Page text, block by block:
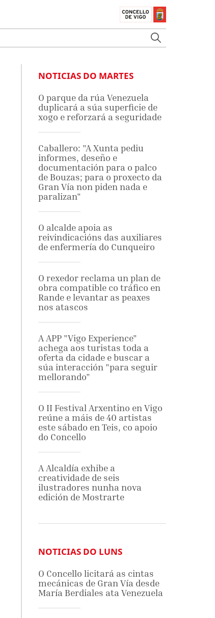
NOTICIAS DO MARTES
O parque da rúa Venezuela
duplicará a súa superficie de
xogo e reforzará a seguridade
Caballero: "A Xunta pediu
informes, deseño e
documentación para o palco
de Bouzas; para o proxecto da
Gran Vía non piden nada e
paralizan"
O alcalde apoia as
reivindicacións das auxiliares
de enfermería do Cunqueiro
O rexedor reclama un plan de
obra compatible co tráfico en
Rande e levantar as peaxes
nos atascos
A APP "Vigo Experience"
achega aos turistas toda a
oferta da cidade e buscar a
súa interacción "para seguir
mellorando"
O II Festival Arxentino en Vigo
reúne a máis de 40 artistas
este sábado en Teis, co apoio
do Concello
A Alcaldía exhibe a
creatividade de seis
ilustradores nunha nova
edición de Mostrarte
NOTICIAS DO LUNS
O Concello licitará as cintas
mecánicas de Gran Vía desde
María Berdiales ata Venezuela